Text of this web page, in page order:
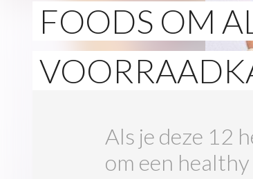
FOODS OM
Als je deze 12
om een